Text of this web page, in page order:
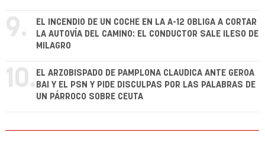
9.
EL INCENDIO DE UN COCHE EN LA A-12 OBLIGA A CORTAR
LA AUTOVÍA DEL CAMINO: EL CONDUCTOR SALE ILESO DE
MILAGRO
10. EL ARZOBISPADO DE PAMPLONA CLAUDICA ANTE GEROA
BAI Y EL PSN Y PIDE DISCULPAS POR LAS PALABRAS DE
UN PÁRROCO SOBRE CEUTA